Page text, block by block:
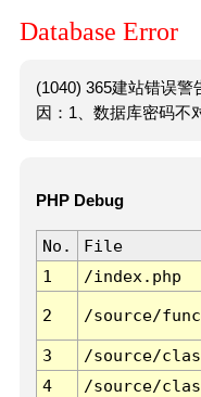
Database Error
(1040) 365建站错误
因：1、数据库密码不
PHP Debug
No. File
1
/index.php
2 /source/
3 /source/
4
/source/